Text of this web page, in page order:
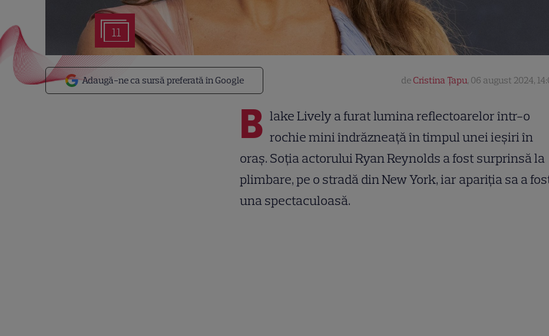
11
Adaugă-ne ca sursă preferată în Google de Cristina Țapu, 06 august 2024,
B lake Lively a furat lumina reflectoarelor într-o
rochie mini îndrăzneață în timpul unei ieșiri în
oraș. Soția actorului Ryan Reynolds a fost surprinsă la
plimbare, pe o stradă din New York, iar apariția sa a
una spectaculoasă.